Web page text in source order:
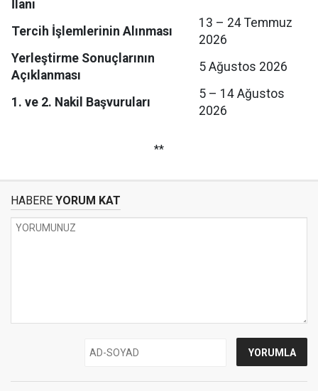
İlanı
Tercih İşlemlerinin Alınması
13 – 24 Temmuz
2026
Yerleştirme Sonuçlarının
Açıklanması
5 Ağustos 2026
1. ve 2. Nakil Başvuruları
5 – 14 Ağustos
2026
**
HABERE YORUM KAT